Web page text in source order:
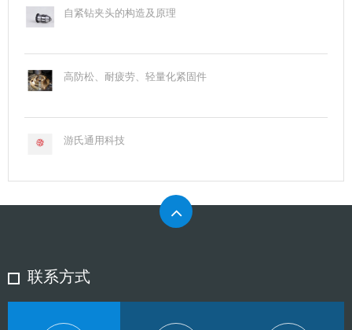
自紧钻夹头的构造及原理
高防松、耐疲劳、轻量化紧固件
游氏通用科技
联系方式